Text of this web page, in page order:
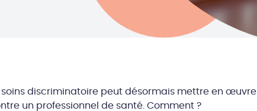
soins discriminatoire peut désormais mettre en œuvre
un professionnel de santé. Comment ?